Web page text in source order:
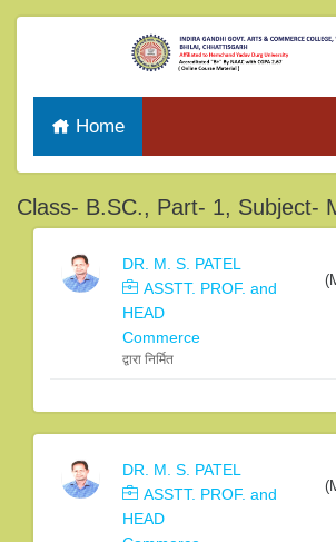
Home
Class- B.SC., Part- 1, Subject-
DR. M. S. PATEL
ASSTT. PROF. and
HEAD
Commerce
द्वारा निर्मित
DR. M. S. PATEL
ASSTT. PROF. and
HEAD